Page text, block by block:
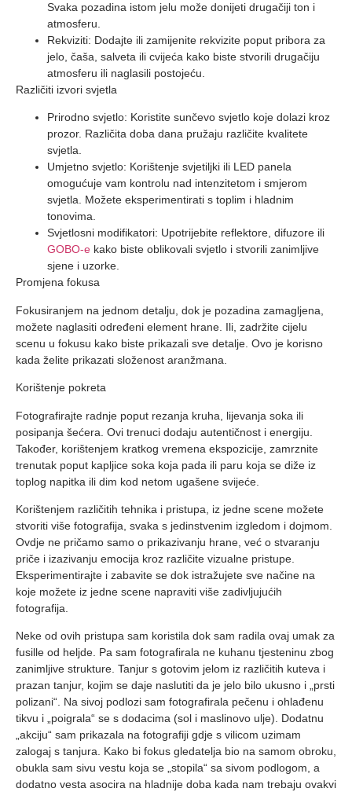
Svaka pozadina istom jelu može donijeti drugačiji ton i
atmosferu.
Rekviziti: Dodajte ili zamijenite rekvizite poput pribora za
jelo, čaša, salveta ili cvijeća kako biste stvorili drugačiju
atmosferu ili naglasili postojeću.
Različiti izvori svjetla
Prirodno svjetlo: Koristite sunčevo svjetlo koje dolazi kroz
prozor. Različita doba dana pružaju različite kvalitete
svjetla.
Umjetno svjetlo: Korištenje svjetiljki ili LED panela
omogućuje vam kontrolu nad intenzitetom i smjerom
svjetla. Možete eksperimentirati s toplim i hladnim
tonovima.
Svjetlosni modifikatori: Upotrijebite reflektore, difuzore ili
GOBO-e kako biste oblikovali svjetlo i stvorili zanimljive
sjene i uzorke.
Promjena fokusa
Fokusiranjem na jednom detalju, dok je pozadina zamagljena,
možete naglasiti određeni element hrane. Ili, zadržite cijelu
scenu u fokusu kako biste prikazali sve detalje. Ovo je korisno
kada želite prikazati složenost aranžmana.
Korištenje pokreta
Fotografirajte radnje poput rezanja kruha, lijevanja soka ili
posipanja šećera. Ovi trenuci dodaju autentičnost i energiju.
Također, korištenjem kratkog vremena ekspozicije, zamrznite
trenutak poput kapljice soka koja pada ili paru koja se diže iz
toplog napitka ili dim kod netom ugašene svijeće.
Korištenjem različitih tehnika i pristupa, iz jedne scene možete
stvoriti više fotografija, svaka s jedinstvenim izgledom i dojmom.
Ovdje ne pričamo samo o prikazivanju hrane, već o stvaranju
priče i izazivanju emocija kroz različite vizualne pristupe.
Eksperimentirajte i zabavite se dok istražujete sve načine na
koje možete iz jedne scene napraviti više zadivljujućih
fotografija.
Neke od ovih pristupa sam koristila dok sam radila ovaj umak za
fusille od heljde. Pa sam fotografirala ne kuhanu tjesteninu zbog
zanimljive strukture. Tanjur s gotovim jelom iz različitih kuteva i
prazan tanjur, kojim se daje naslutiti da je jelo bilo ukusno i „prsti
polizani“. Na sivoj podlozi sam fotografirala pečenu i ohlađenu
tikvu i „poigrala“ se s dodacima (sol i maslinovo ulje). Dodatnu
„akciju“ sam prikazala na fotografiji gdje s vilicom uzimam
zalogaj s tanjura. Kako bi fokus gledatelja bio na samom obroku,
obukla sam sivu vestu koja se „stopila“ sa sivom podlogom, a
dodatno vesta asocira na hladnije doba kada nam trebaju ovakvi